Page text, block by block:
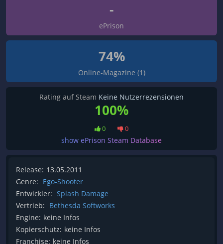
-
ePrison
74%
Online-Magazine (1)
Rating auf Steam Keine Nutzerrezensionen
100%
0 0
show ePrison Steam Database
Release: 13.05.2011
Genre: Ego-Shooter
Entwickler: Splash Damage
Vertrieb: Bethesda Softworks
Engine: keine Infos
Kopierschutz: keine Infos
Franchise: keine Infos